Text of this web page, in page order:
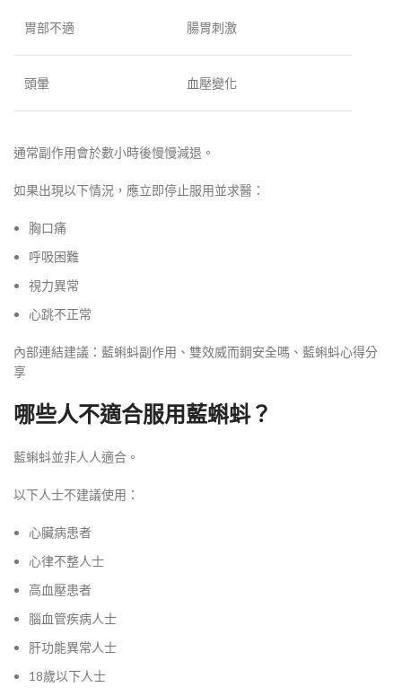
胃部不適 腸胃刺激
頭暈 血壓變化
通常副作用會於數小時後慢慢減退。
如果出現以下情況，應立即停止服用並求醫：
胸口痛
呼吸困難
視力異常
心跳不正常
內部連結建議：藍蝌蚪副作用、雙效威而鋼安全嗎、藍蝌蚪心得分
享
哪些人不適合服用藍蝌蚪？
藍蝌蚪並非人人適合。
以下人士不建議使用：
心臟病患者
心律不整人士
高血壓患者
腦血管疾病人士
肝功能異常人士
18歲以下人士